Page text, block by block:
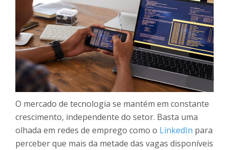
O mercado de tecnologia se mantém em constante
crescimento, independente do setor. Basta uma
olhada em redes de emprego como o LinkedIn para
perceber que mais da metade das vagas disponíveis